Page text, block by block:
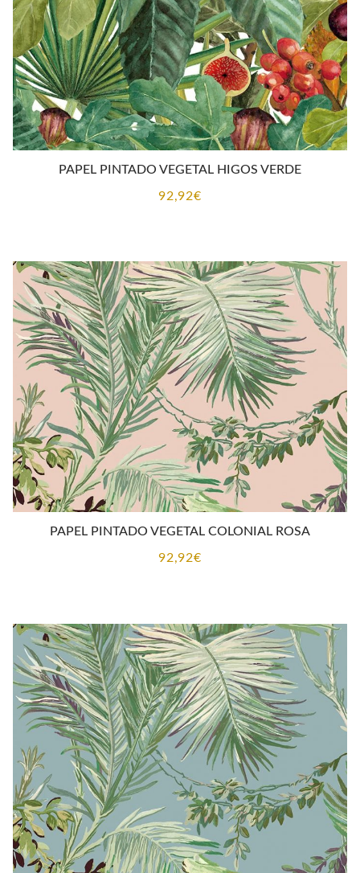
PAPEL PINTADO VEGETAL HIGOS VERDE
92,92€
PAPEL PINTADO VEGETAL COLONIAL ROSA
92,92€